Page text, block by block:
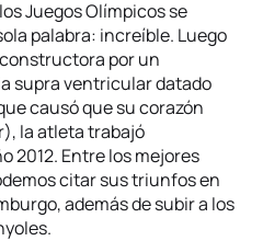
Juegos Olímpicos se
palabra: increíble. Luego
por un
supra ventricular datado
causó que su corazón
la atleta trabajó
2012. Entre los mejores
citar sus triunfos en
además de subir a los